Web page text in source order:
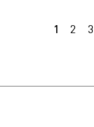
1 2 3